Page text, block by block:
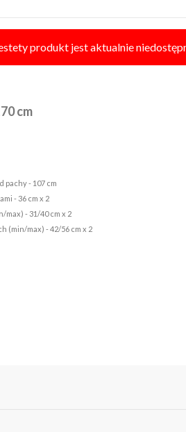
produkt jest aktualnie
cm
pachy - 107 cm
- 36 cm x 2
max) - 31/40 cm x 2
(min/max) - 42/56 cm x 2